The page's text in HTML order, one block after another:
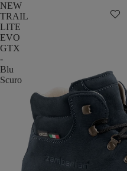
NEW
TRAIL
LITE
EVO
GTX
-
Blu
Scuro